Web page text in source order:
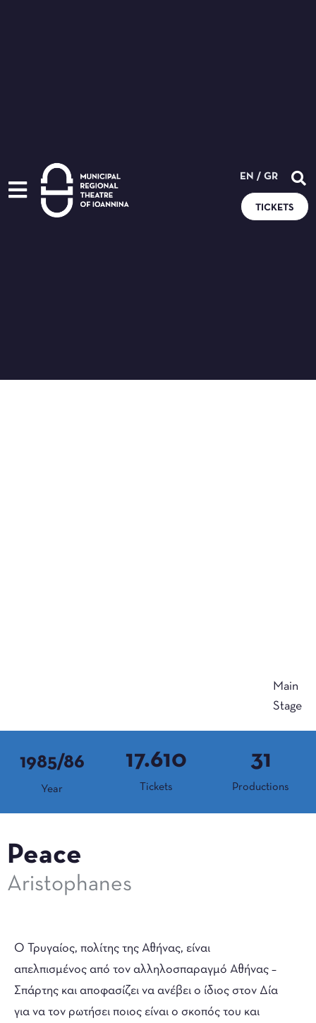
EN / GR
TICKETS
Main
Stage
1985/86
Year Tickets
17.610
Productions
31
Peace
Aristophanes
Ο Τρυγαίος, πολίτης της Αθήνας, είναι
απελπισμένος από τον αλληλοσπαραγμό Αθήνας –
Σπάρτης και αποφασίζει να ανέβει ο ίδιος στον Δία
για να τον ρωτήσει ποιος είναι ο σκοπός του και